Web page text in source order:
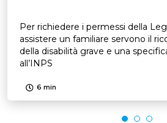
Per richiedere i permessi della
assistere un familiare servono il
della disabilità grave e una
all’INPS
6 min